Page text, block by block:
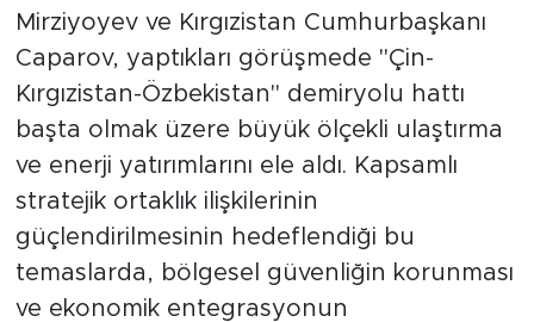
çıktı. Özbekistan Cumhurbaşkanı
Mirziyoyev ve Kırgızistan Cumhurbaşkanı
Caparov, yaptıkları görüşmede "Çin-
Kırgızistan-Özbekistan" demiryolu hattı
başta olmak üzere büyük ölçekli ulaştırma
ve enerji yatırımlarını ele aldı. Kapsamlı
stratejik ortaklık ilişkilerinin
güçlendirilmesinin hedeflendiği bu
temaslarda, bölgesel güvenliğin korunması